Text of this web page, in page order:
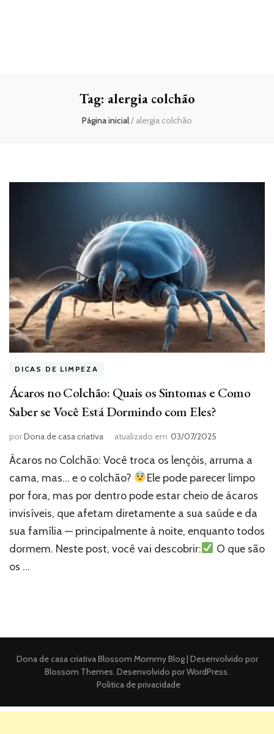
Tag: alergia colchão
Página inicial/ alergia colchão
DICAS DE LIMPEZA
Ácaros no Colchão: Quais os Sintomas e Como
Saber se Você Está Dormindo com Eles?
porDona de casa criativa atualizado em 03/07/2025
Ácaros no Colchão: Você troca os lençóis, arruma a
cama, mas… e o colchão?
Ele pode parecer limpo
por fora, mas por dentro pode estar cheio de ácaros
invisíveis, que afetam diretamente a sua saúde e da
sua família — principalmente à noite, enquanto todos
dormem. Neste post, você vai descobrir:
O que são
os …
Dona de casa criativaBlossom Mommy Blog | Desenvolvido por
Blossom Themes. Desenvolvido porWordPress.
Politica de privacidade